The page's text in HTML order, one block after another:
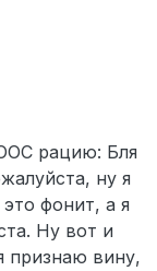
рацию: Бля
ну я
фонит, а я
Ну вот и
признаю вину,